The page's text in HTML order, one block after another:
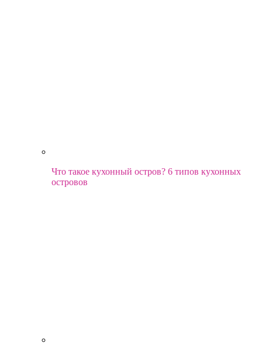
Что такое кухонный остров? 6 типов кухонных
островов